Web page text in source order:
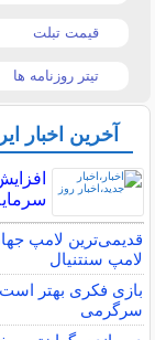
قیمت تبلت
تیتر روزنامه ها
آخرین اخبار
لامپ سنتنیال
بازی فکری بهتر است
سرگرمی